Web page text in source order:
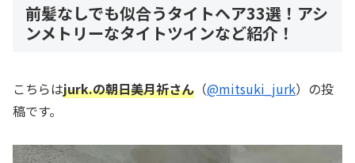
前髪なしでも似合うタイトヘア33選！アシ
ンメトリーなタイトツインなど紹介！
こちらはjurk.の朝日美月祈さん （@mitsuki_jurk）の投
稿です。